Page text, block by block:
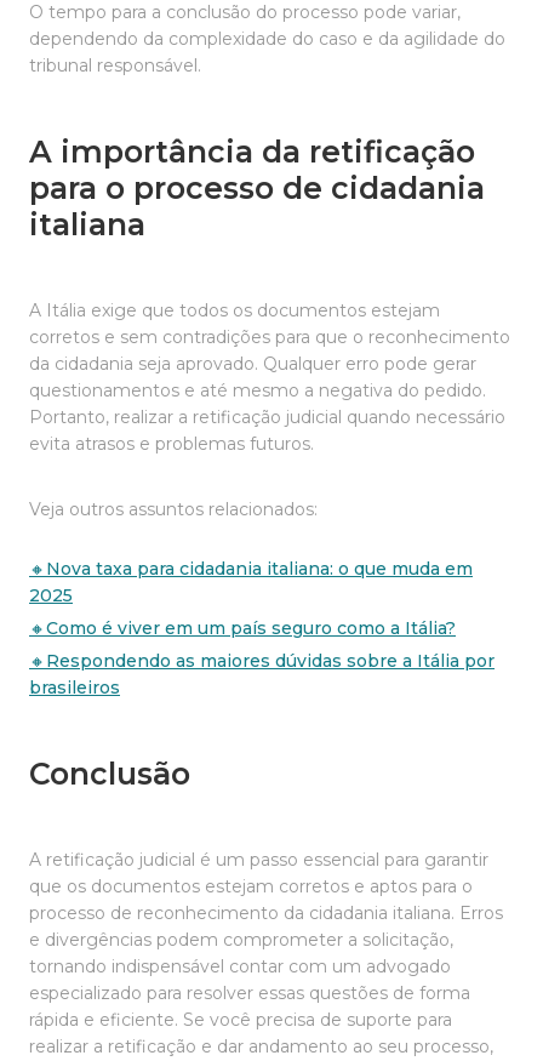
O tempo para a conclusão do processo pode variar,
dependendo da complexidade do caso e da agilidade do
tribunal responsável.
A importância da retificação
para o processo de cidadania
italiana
A Itália exige que todos os documentos estejam
corretos e sem contradições para que o reconhecimento
da cidadania seja aprovado. Qualquer erro pode gerar
questionamentos e até mesmo a negativa do pedido.
Portanto, realizar a retificação judicial quando necessário
evita atrasos e problemas futuros.
Veja outros assuntos relacionados:
🔸Nova taxa para cidadania italiana: o que muda em
2025
🔸Como é viver em um país seguro como a Itália?
🔸Respondendo as maiores dúvidas sobre a Itália por
brasileiros
Conclusão
A retificação judicial é um passo essencial para garantir
que os documentos estejam corretos e aptos para o
processo de reconhecimento da cidadania italiana. Erros
e divergências podem comprometer a solicitação,
tornando indispensável contar com um advogado
especializado para resolver essas questões de forma
rápida e eficiente. Se você precisa de suporte para
realizar a retificação e dar andamento ao seu processo,